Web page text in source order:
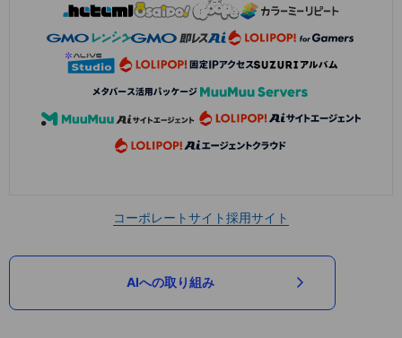
コーポレートサイト採用サイト
AIへの取り組み